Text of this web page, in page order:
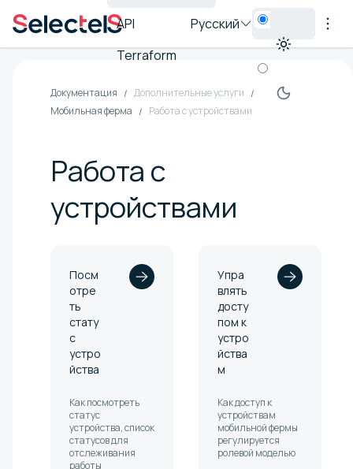
API
Terraform
Русский
Документация
Дополнительные услуги
Мобильная ферма
Работа с устройствами
Работа с
устройствами
Посм
отре
ть
стату
с
устро
йства
Как посмотреть
статус
устройства, список
статусов для
отслеживания
работы
Упра
влять
досту
пом к
устро
йства
м
Как доступ к
устройствам
мобильной фермы
регулируется
ролевой моделью